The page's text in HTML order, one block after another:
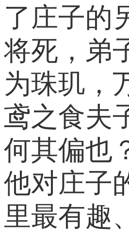
了庄子的
将死，弟
为珠玑，
鸢之食夫
何其偏也
他对庄子
里最有趣